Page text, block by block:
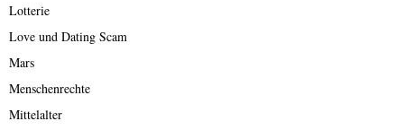
Lotterie
Love und Dating Scam
Mars
Menschenrechte
Mittelalter